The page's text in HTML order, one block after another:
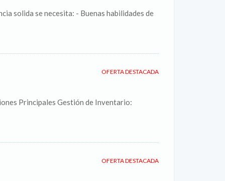
solida se necesita: - Buenas habilidades de
OFERTA DESTACADA
Principales Gestión de Inventario:
OFERTA DESTACADA